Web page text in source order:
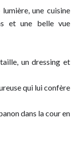
une cuisine
et une belle vue
un dressing et
qui lui confère
dans la cour en